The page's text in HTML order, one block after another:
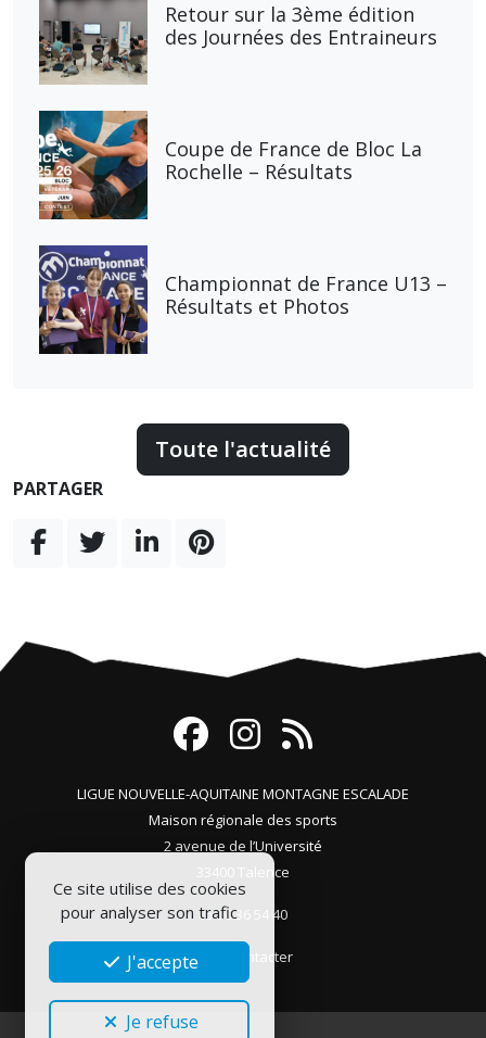
Retour sur la 3ème édition
des Journées des Entraineurs
Coupe de France de Bloc La
Rochelle – Résultats
Championnat de France U13 –
Résultats et Photos
Toute l'actualité
PARTAGER
LIGUE NOUVELLE-AQUITAINE MONTAGNE ESCALADE
Maison régionale des sports
2 avenue de l’Université
33400 Talence
05 56 36 54 40
Nous contacter
Ce site utilise des cookies
pour analyser son trafic
J'accepte
Je refuse